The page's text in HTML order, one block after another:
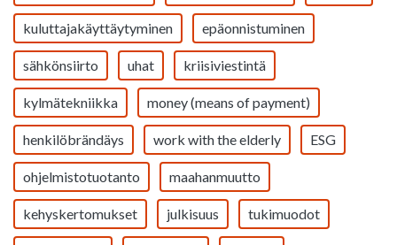
kuluttajakäyttäytyminen epäonnistuminen
sähkönsiirto uhat kriisiviestintä
kylmätekniikka money (means of payment)
henkilöbrändäys work with the elderly ESG
ohjelmistotuotanto maahanmuutto
kehyskertomukset julkisuus tukimuodot